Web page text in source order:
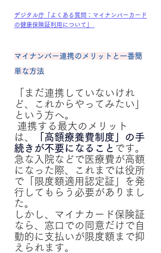
デジタル庁「よくある質問：マイナンバーカード
の健康保険証利用について」
マイナンバー連携のメリットと一番簡
単な方法
「まだ連携していないけれ
ど、これからやってみたい」
という方へ。
は、
「高額療養費制度」の手
続きが不要になること です。
急な入院などで医療費が高額
になった際、これまでは役所
で「限度額適用認定証」を発
行してもらう必要がありまし
た。
しかし、マイナカード保険証
なら、窓口での同意だけで自
動的に支払いが限度額まで抑
えられます。